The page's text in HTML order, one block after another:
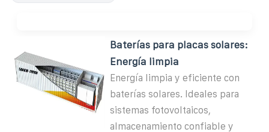
Baterías para placas solares:
Energía limpia
Energía limpia y eficiente con
baterías solares. Ideales para
sistemas fotovoltaicos,
almacenamiento confiable y